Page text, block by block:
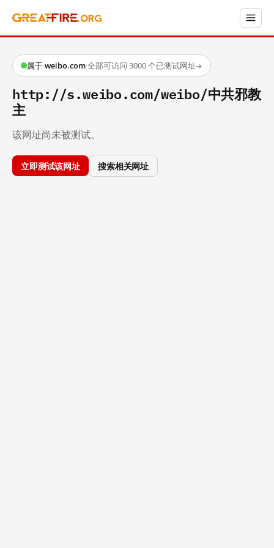
属于 weibo.com·全部可访问·3000 个已测试网址→
http://s.weibo.com/weibo/中共邪教
主
该网址尚未被测试。
立即测试该网址 搜索相关网址